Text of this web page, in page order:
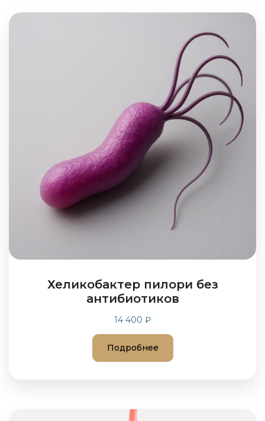
Хеликобактер пилори без
антибиотиков
14 400 ₽
Подробнее